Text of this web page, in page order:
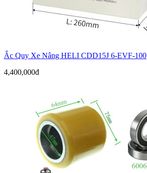
Ắc Quy Xe Nâng HELI CDD15J 6-EVF-100
4,400,000đ